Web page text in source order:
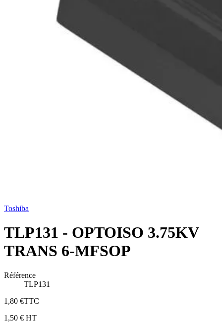
Toshiba
TLP131 - OPTOISO 3.75KV
TRANS 6-MFSOP
Référence
TLP131
1,80 €TTC
1,50 € HT